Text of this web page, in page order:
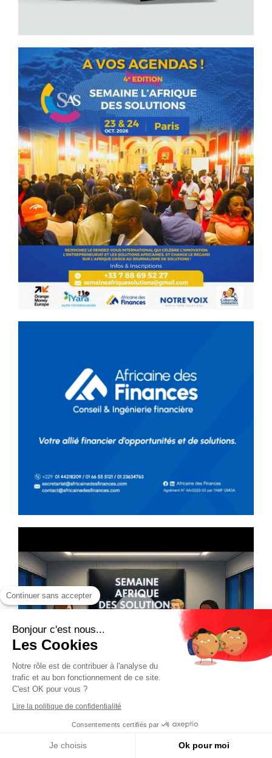
Continuer sans accepter
Bonjour c'est nous...
Les Cookies
Notre rôle est de contribuer à l'analyse du
trafic et au bon fonctionnement de ce site.
C'est OK pour vous ?
Lire la politique de confidentialité
Consentements certifiés par
Je choisis Ok pour moi